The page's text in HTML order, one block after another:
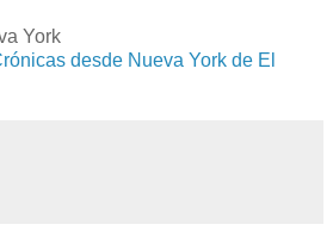
York
desde Nueva York de El